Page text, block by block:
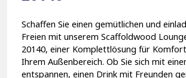
Schaffen Sie einen gemütlichen und
Freien mit unserem Scaffoldwood
20140, einer Komplettlösung für
Ihrem Außenbereich. Ob Sie sich mit
entspannen, einen Drink mit Freunden